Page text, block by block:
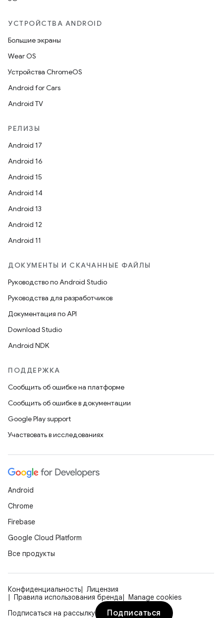
УСТРОЙСТВА ANDROID
Большие экраны
Wear OS
Устройства ChromeOS
Android for Cars
Android TV
РЕЛИЗЫ
Android 17
Android 16
Android 15
Android 14
Android 13
Android 12
Android 11
ДОКУМЕНТЫ И СКАЧАННЫЕ ФАЙЛЫ
Руководство по Android Studio
Руководства для разработчиков
Документация по API
Download Studio
Android NDK
ПОДДЕРЖКА
Сообщить об ошибке на платформе
Сообщить об ошибке в документации
Google Play support
Участвовать в исследованиях
Android
Chrome
Firebase
Google Cloud Platform
Все продукты
Конфиденциальность
Лицензия
Правила использования бренда
Manage cookies
Подписаться на рассылку
Подписаться